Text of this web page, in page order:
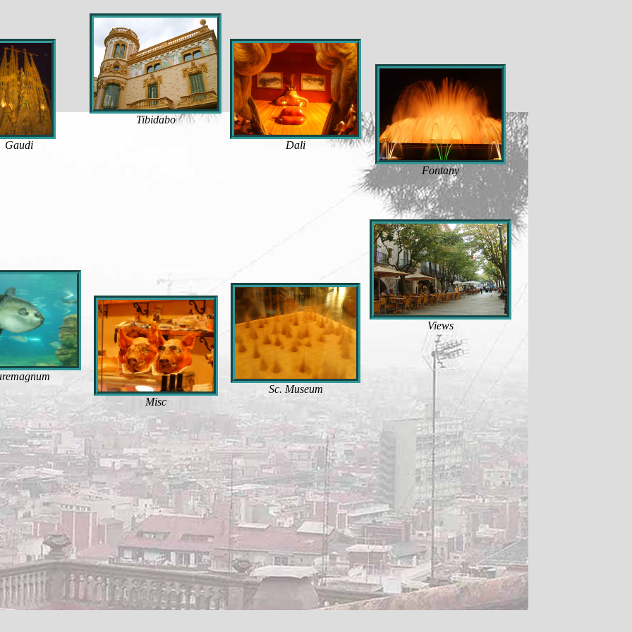
Gaudi
Tibidabo
Dali
Fontany
Misc
Sc. Museum
Views